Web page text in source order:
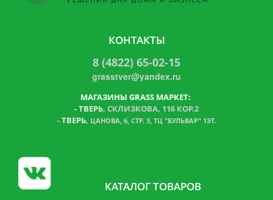
КОНТАКТЫ
8 (4822) 65-02-15
grasstver@yandex.ru
МАГАЗИНЫ GRASS МАРКЕТ:
-ТВЕРЬ, СКЛИЗКОВА, 116 КОР.2
- ТВЕРЬ, ЦАНОВА, 6, СТР. 3, ТЦ "БУЛЬВАР" 1ЭТ.
КАТАЛОГ ТОВАРОВ